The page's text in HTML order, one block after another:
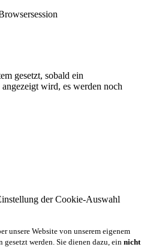
gesetzt, sobald ein
wird, es werden noch
der Cookie-Auswahl
unsere Website von unserem eigenem
werden. Sie dienen dazu, ein nicht